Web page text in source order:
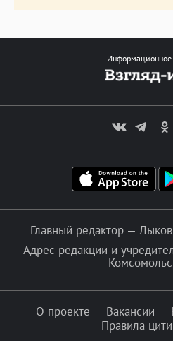
Информационное
Главный редактор —
Адрес редакции и
О проекте Вакансии
Правила